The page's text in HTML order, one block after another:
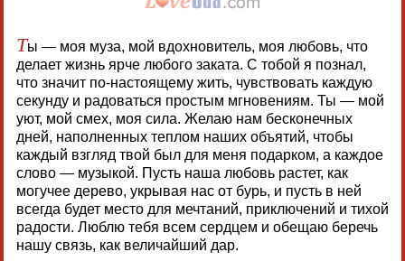
Ты — моя муза, мой вдохновитель, моя любовь, что
делает жизнь ярче любого заката. С тобой я познал,
что значит по-настоящему жить, чувствовать каждую
секунду и радоваться простым мгновениям. Ты — мой
уют, мой смех, моя сила. Желаю нам бесконечных
дней, наполненных теплом наших объятий, чтобы
каждый взгляд твой был для меня подарком, а каждое
слово — музыкой. Пусть наша любовь растет, как
могучее дерево, укрывая нас от бурь, и пусть в ней
всегда будет место для мечтаний, приключений и тихой
радости. Люблю тебя всем сердцем и обещаю беречь
нашу связь, как величайший дар.